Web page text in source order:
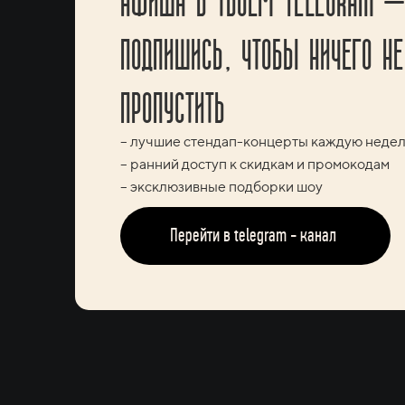
ПОДПИШИСЬ, ЧТОБЫ НИЧЕГО НЕ
ПРОПУСТИТЬ
– лучшие стендап-концерты каждую
– ранний доступ к скидкам и промокодам
– эксклюзивные подборки шоу
Перейти в telegram - канал